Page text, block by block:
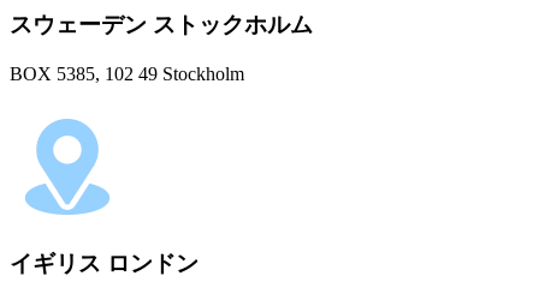
スウェーデン ストックホルム
BOX 5385, 102 49 Stockholm
イギリス ロンドン